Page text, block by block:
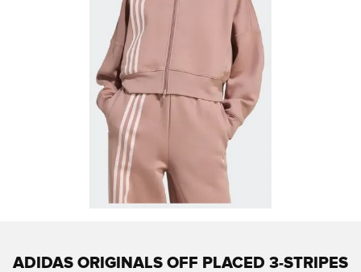
ADIDAS ORIGINALS OFF PLACED 3-STRIPES